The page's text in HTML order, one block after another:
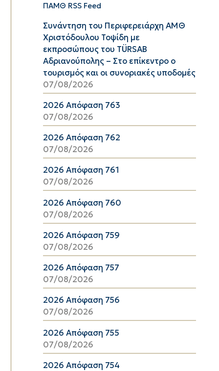
ΠΑΜΘ RSS Feed
Συνάντηση του Περιφερειάρχη ΑΜΘ
Χριστόδουλου Τοψίδη με
εκπροσώπους του TÜRSAB
Αδριανούπολης – Στο επίκεντρο ο
τουρισμός και οι συνοριακές υποδομές
07/08/2026
2026 Απόφαση 763
07/08/2026
2026 Απόφαση 762
07/08/2026
2026 Απόφαση 761
07/08/2026
2026 Απόφαση 760
07/08/2026
2026 Απόφαση 759
07/08/2026
2026 Απόφαση 757
07/08/2026
2026 Απόφαση 756
07/08/2026
2026 Απόφαση 755
07/08/2026
2026 Απόφαση 754